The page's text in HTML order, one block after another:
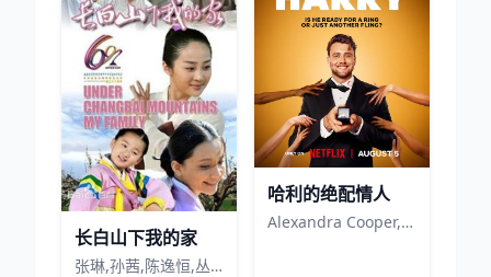
长白山下我的家
张琳,孙茜,陈逸恒,丛珊,朱翊,王亚军,谢钢,杨均柏,白威,刘鹏,陆渤蕊,侯长荣,崔恩惠,王焕鑫,于莹莹,卢勇,马丽,王从双,方丽美,朴海燕,姜懿娜,刘子铭,金鑫,吴燕,崔花兰,张珂,金政霖,张曼,万昌皓,齐如意,安康,金小荷,李艺红,任虎,吴昊然,罗鸣,孔德阳,郭峰,王枫,高跃铭,丛林,李通,金品善,皮寿一,徐玉兰,夏志祥,李香帅,廖东力,沈家骏,李聚权,杨帅,姜明月,姜毅,张伟,陈承,裴香兰,张美花,金美英,鲁霖
哈利的绝配情人
Alexandra Cooper,哈利·乔西